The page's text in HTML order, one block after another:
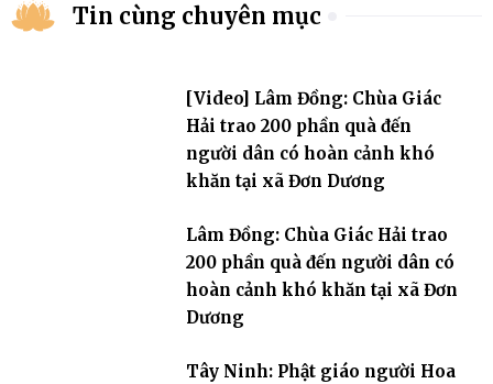
Tin cùng chuyên mục
[Video] Lâm Đồng: Chùa Giác
Hải trao 200 phần quà đến
người dân có hoàn cảnh khó
khăn tại xã Đơn Dương
Lâm Đồng: Chùa Giác Hải trao
200 phần quà đến người dân có
hoàn cảnh khó khăn tại xã Đơn
Dương
Tây Ninh: Phật giáo người Hoa